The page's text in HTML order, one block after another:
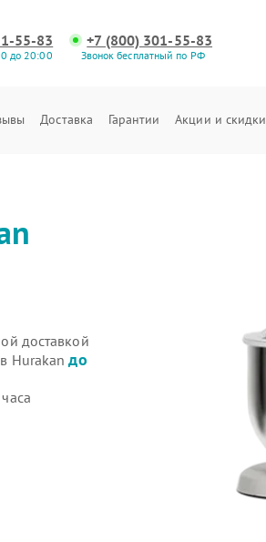
55-83
до 20:00
+7 (800) 301-55-83
Звонок бесплатный по РФ
Доставка Гарантии Акции и скидки
доставкой
Hurakanдо